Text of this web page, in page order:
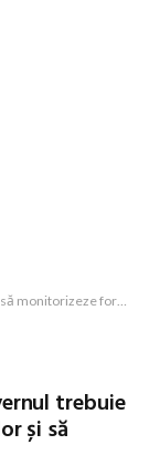
și să oprească speculațiile
trebuie
și să